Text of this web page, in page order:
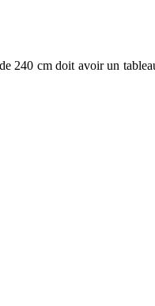
240 cm doit avoir un